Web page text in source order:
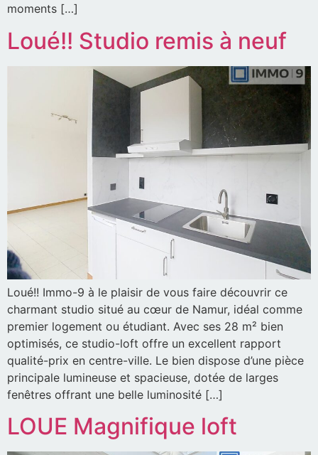
moments […]
Loué!! Studio remis à neuf
Loué!! Immo-9 à le plaisir de vous faire découvrir ce
charmant studio situé au cœur de Namur, idéal comme
premier logement ou étudiant. Avec ses 28 m² bien
optimisés, ce studio-loft offre un excellent rapport
qualité-prix en centre-ville. Le bien dispose d’une pièce
principale lumineuse et spacieuse, dotée de larges
fenêtres offrant une belle luminosité […]
LOUE Magnifique loft